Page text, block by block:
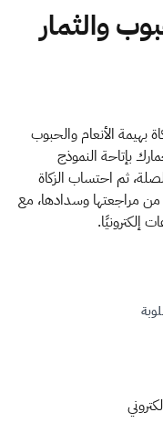
المضافة
والثمار
بهيمة الأنعام والحبوب
بإتاحة النموذج
ثم احتساب الزكاة
من مراجعتها وسدادها، مع
إلكترونيًا.